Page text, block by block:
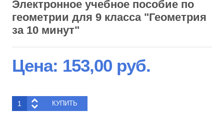
Электронное учебное пособие по
геометрии для 9 класса "Геометрия
за 10 минут"
Цена: 153,00 руб.